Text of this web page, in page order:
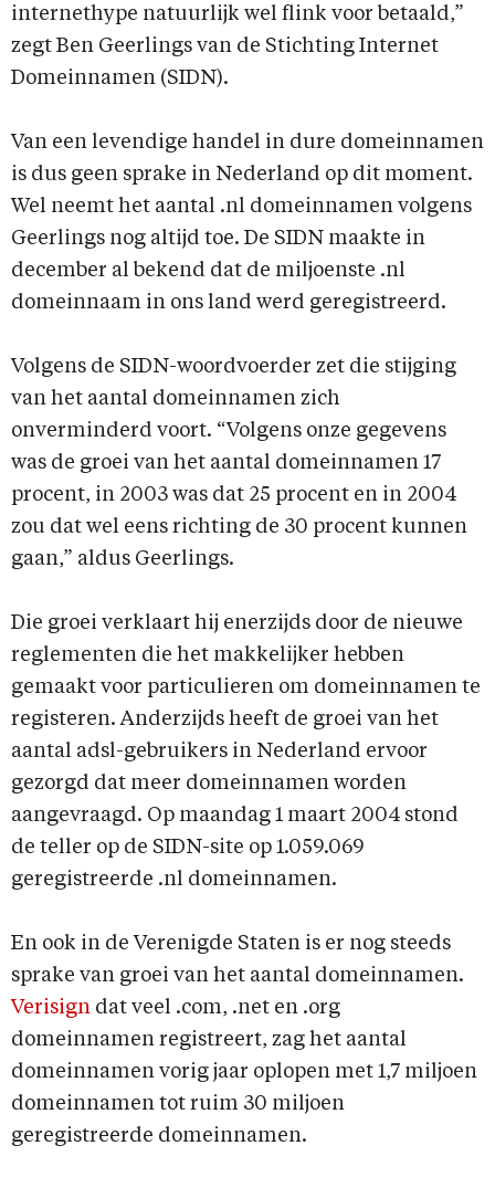
internethype natuurlijk wel flink voor betaald,”
zegt Ben Geerlings van de Stichting Internet
Domeinnamen (SIDN).
Van een levendige handel in dure domeinnamen
is dus geen sprake in Nederland op dit moment.
Wel neemt het aantal .nl domeinnamen volgens
Geerlings nog altijd toe. De SIDN maakte in
december al bekend dat de miljoenste .nl
domeinnaam in ons land werd geregistreerd.
Volgens de SIDN-woordvoerder zet die stijging
van het aantal domeinnamen zich
onverminderd voort. “Volgens onze gegevens
was de groei van het aantal domeinnamen 17
procent, in 2003 was dat 25 procent en in 2004
zou dat wel eens richting de 30 procent kunnen
gaan,” aldus Geerlings.
Die groei verklaart hij enerzijds door de nieuwe
reglementen die het makkelijker hebben
gemaakt voor particulieren om domeinnamen te
registeren. Anderzijds heeft de groei van het
aantal adsl-gebruikers in Nederland ervoor
gezorgd dat meer domeinnamen worden
aangevraagd. Op maandag 1 maart 2004 stond
de teller op de SIDN-site op 1.059.069
geregistreerde .nl domeinnamen.
En ook in de Verenigde Staten is er nog steeds
sprake van groei van het aantal domeinnamen.
Verisign dat veel .com, .net en .org
domeinnamen registreert, zag het aantal
domeinnamen vorig jaar oplopen met 1,7 miljoen
domeinnamen tot ruim 30 miljoen
geregistreerde domeinnamen.